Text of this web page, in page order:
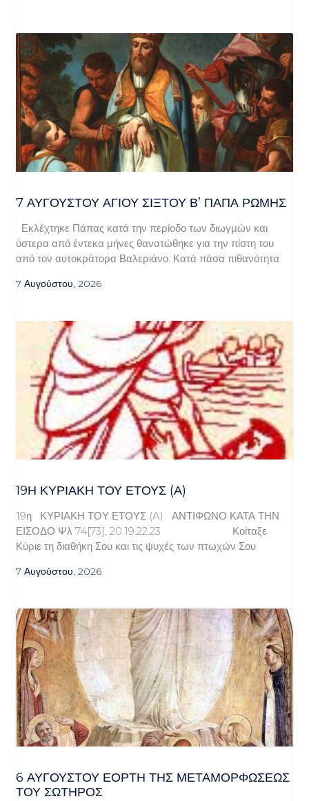
7 ΑΥΓΟΥΣΤΟΥ ΑΓΙΟΥ ΣΙΞΤΟΥ Β’ ΠΑΠΑ ΡΩΜΗΣ
Εκλέχτηκε Πάπας κατά την περίοδο των διωγμών και
ύστερα από έντεκα μήνες θανατώθηκε για την πίστη του
από τον αυτοκράτορα Βαλεριάνο. Κατά πάσα πιθανότητα
7 Αυγούστου, 2026
19Η ΚΥΡΙΑΚΉ ΤΟΥ ΈΤΟΥΣ (Α)
19η ΚΥΡΙΑΚΗ ΤΟΥ ΕΤΟΥΣ (A) ΑΝΤΙΦΩΝΟ ΚΑΤΑ ΤΗΝ
ΕΙΣΟΔΟ Ψλ 74[73], 20.19.22.23 Κοίταξε
Κύριε τη διαθήκη Σου και τις ψυχές των πτωχών Σου
7 Αυγούστου, 2026
6 ΑΥΓΟΥΣΤΟΥ ΕΟΡΤΗ ΤΗΣ ΜΕΤΑΜΟΡΦΩΣΕΩΣ
ΤΟΥ ΣΩΤΗΡΟΣ